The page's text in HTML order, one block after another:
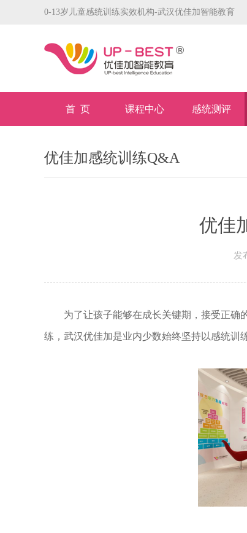
0-13岁儿童感统训练实效机构-武汉优佳加智能教育
首 页 课程中心 感统测评
优佳加感统训练Q&A
优佳
发
为了让孩子能够在成长关键期，接受正确
练，武汉优佳加是业内少数始终坚持以感统训